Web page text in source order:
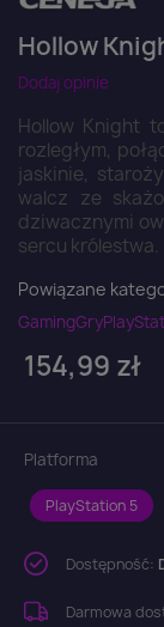
Hollow
Dodaj opinie
Hollow Knight
rozległym,
jaskinie,
walcz ze
dziwacznymi
sercu królestwa.
Powiązane
GamingGry
154,99 zł
Platforma
PlayStation 5
Dostępność:
Darmowa